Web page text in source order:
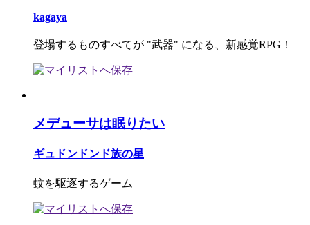
kagaya
登場するものすべてが "武器" になる、新感覚RPG！
メデューサは眠りたい
ギュドンドンド族の星
蚊を駆逐するゲーム